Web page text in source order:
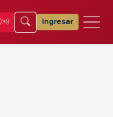
Ingresar